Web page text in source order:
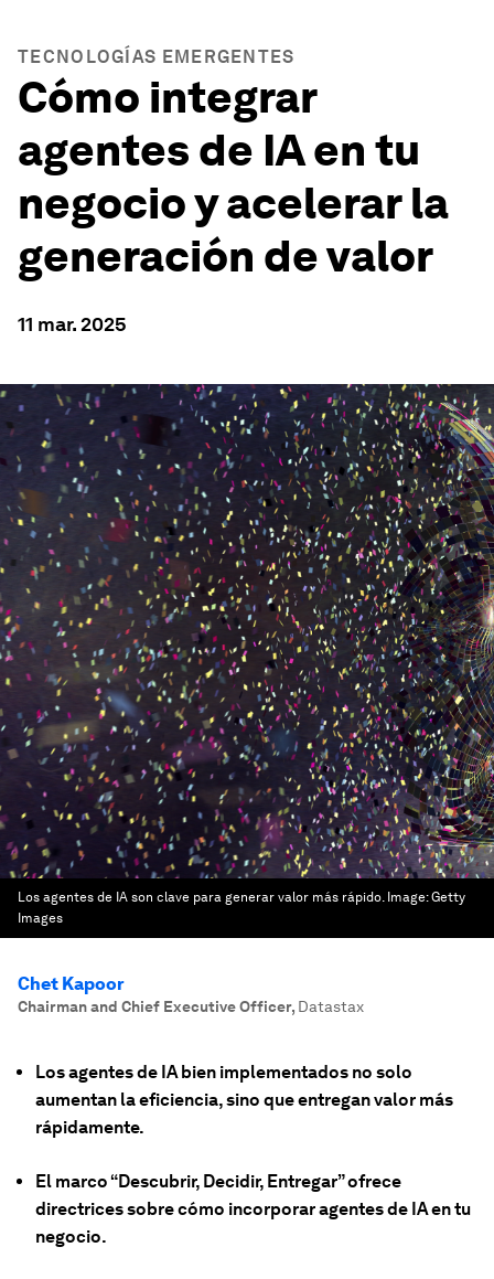
TECNOLOGÍAS EMERGENTES
Cómo integrar
agentes de IA en tu
negocio y acelerar la
generación de valor
11 mar. 2025
Los agentes de IA son clave para generar valor más rápido. Image:Getty
Images
Chet Kapoor
Chairman and Chief Executive Officer, Datastax
Los agentes de IA bien implementados no solo
aumentan la eficiencia, sino que entregan valor más
rápidamente.
El marco “Descubrir, Decidir, Entregar” ofrece
directrices sobre cómo incorporar agentes de IA en tu
negocio.